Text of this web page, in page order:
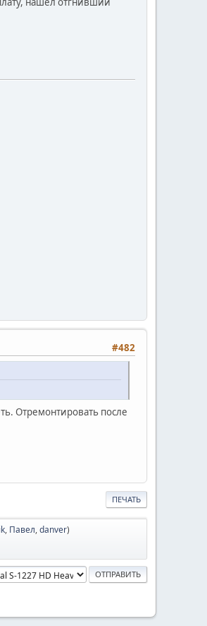
#482
Отремонтировать после
ПЕЧАТЬ
, Павел,danver)